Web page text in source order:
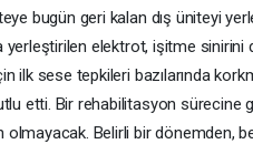
bugün geri kalan dış üniteyi
yerleştirilen elektrot, işitme
ilk sese tepkileri bazılarında
etti. Bir rehabilitasyon sürecine
olmayacak. Belirli bir dönemden,